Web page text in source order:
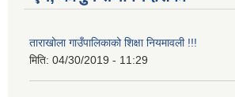
ताराखोला गाउँपालिकाको शिक्षा नियमावली !!!
मिति: 04/30/2019 - 11:29